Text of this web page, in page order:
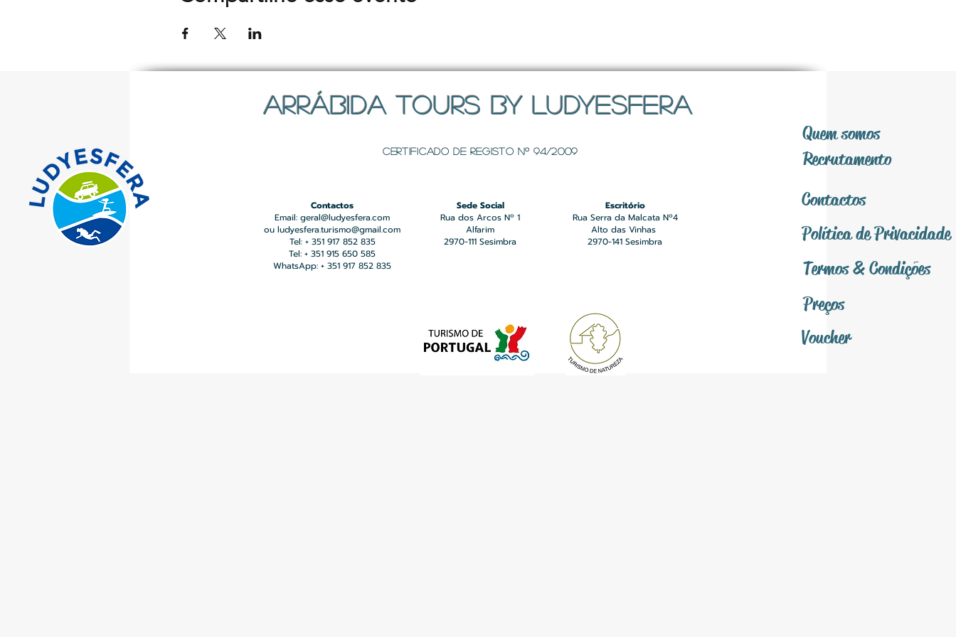
ARRÁBIDA TOURS BY LUDYESFERA
Certificado de registo Nº 94/2009
Quem somos
Recrutamento
Contactos
Contactos
Email: geral@ludyesfera.com
ou ludyesfera.turismo@gmail.com
Tel: + 351 917 852 835
Tel: + 351 915 650 585
WhatsApp: + 351 917 852 835
Sede Social
Rua dos Arcos Nº 1
Alfarim
2970-111 Sesimbra
Escritório
Rua Serra da Malcata Nº4
Alto das Vinhas
2970-141 Sesimbra
Políticade Privacidade
Termos &Condições
Preços
Voucher